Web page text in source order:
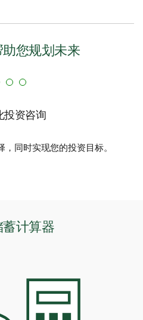
您规划未来
投资咨询
同时实现您的投资目标。
蓄计算器